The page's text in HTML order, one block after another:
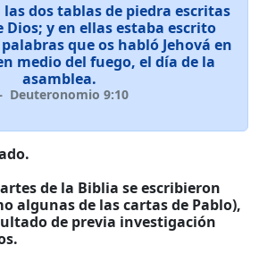
las dos tablas de piedra escritas
Dios; y en ellas estaba escrito
que os habló Jehová en
medio del fuego, el día de la
asamblea.
Deuteronomio 9:10
de la Biblia se escribieron
algunas de las cartas de Pablo),
de previa investigación